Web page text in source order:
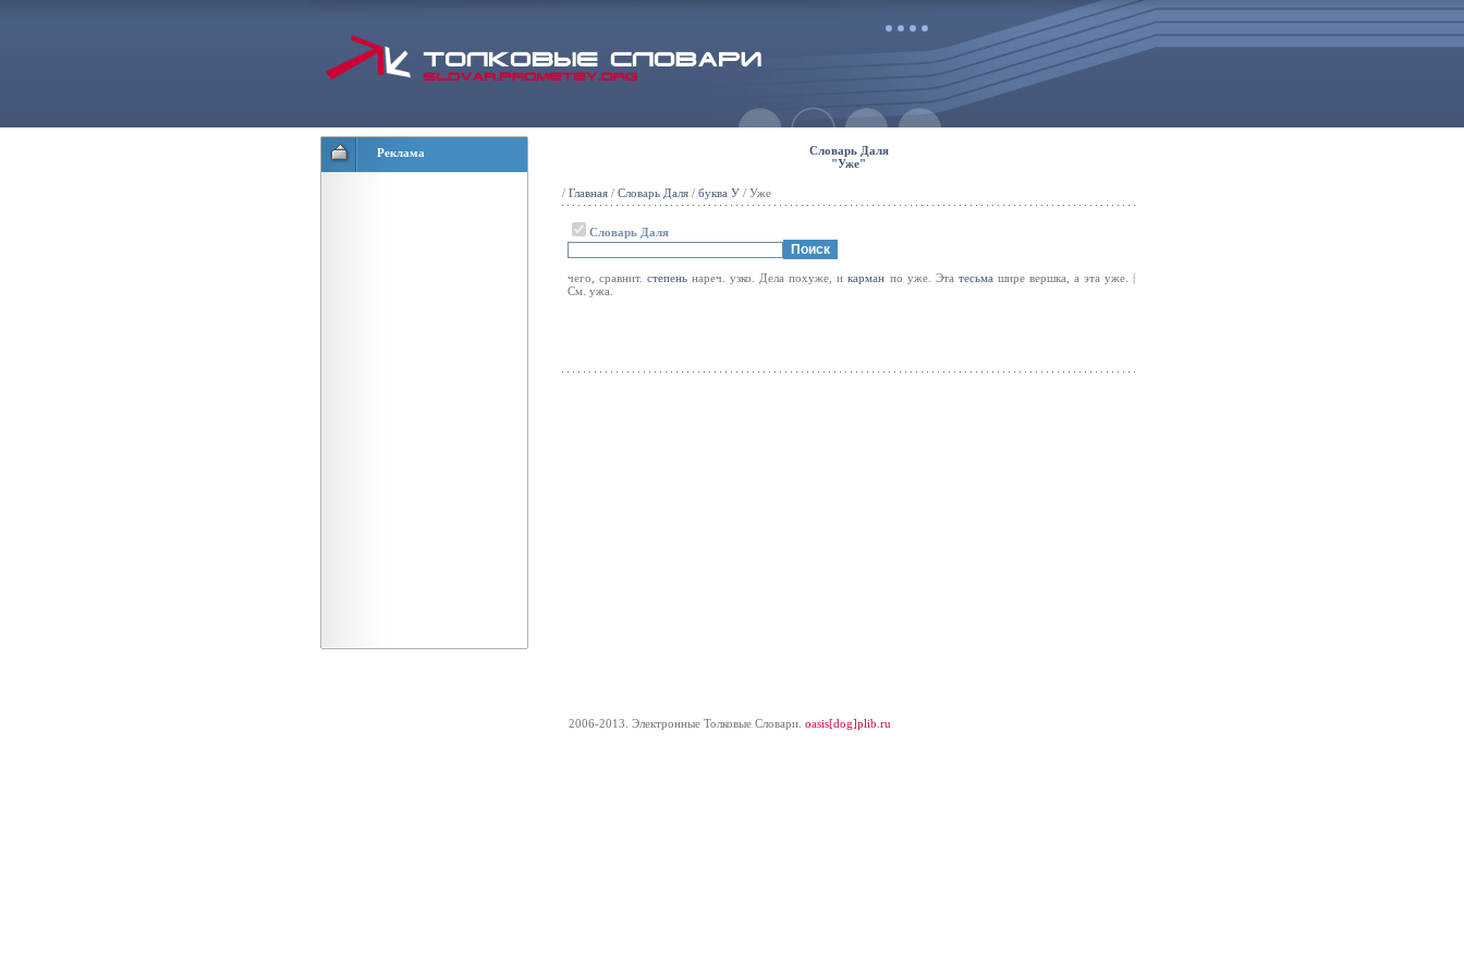
Реклама
Словарь Даля
"Уже"
/ Главная / Словарь Даля / буква У / Уже
Словарь Даля
чего, сравнит.степень нареч. узко. Дела похуже, икарман по уже. Эта тесьма шире вершка, а эта уже. |
См. ужа.
2006-2013. Электронные Толковые Cловари. oasis[dog]plib.ru